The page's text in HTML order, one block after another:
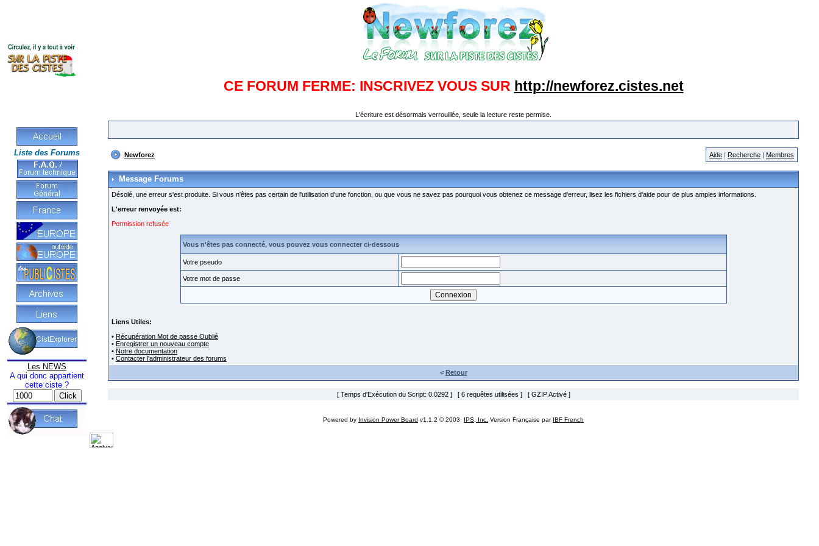
CE FORUM FERME: INSCRIVEZ VOUS SUR http://newforez.cistes.net
L'écriture est désormais verrouillée, seule la lecture reste permise.
Liste des Forums
Les NEWS
A qui donc appartient
cette ciste ?
Newforez Aide | Recherche | Membres
Message Forums
Désolé, une erreur s'est produite. Si vous n'êtes pas certain de l'utilisation d'une fonction, ou que vous ne savez pas pourquoi vous obtenez ce message d'erreur, lisez les fichiers d'aide pour de plus amples informations.
L'erreur renvoyée est:
Permission refusée
Vous n'êtes pas connecté, vous pouvez vous connecter ci-dessous
Votre pseudo
Votre mot de passe
Liens Utiles:
• Récupération Mot de passe Oublié
• Enregistrer un nouveau compte
• Notre documentation
• Contacter l'administrateur des forums
< Retour
[ Temps d'Exécution du Script: 0.0292 ] [ 6 requêtes utilisées ] [ GZIP Activé ]
Powered by Invision Power Board v1.1.2 © 2003 IPS, Inc. Version Française par IBF French